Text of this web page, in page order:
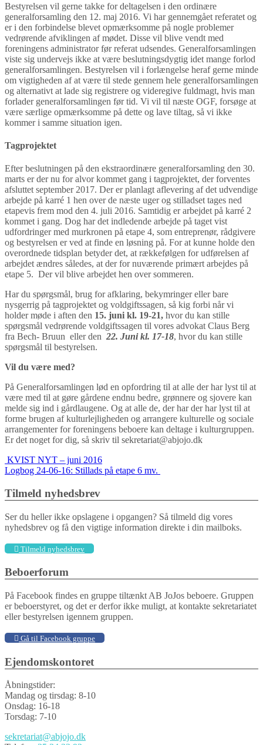
Bestyrelsen vil gerne takke for deltagelsen i den ordinære
generalforsamling den 12. maj 2016. Vi har gennemgået referatet og
er i den forbindelse blevet opmærksomme på nogle problemer
vedrørende afviklingen af mødet. Disse vil blive vendt med
foreningens administrator før referat udsendes. Generalforsamlingen
viste sig undervejs ikke at være beslutningsdygtig idet mange forlod
generalforsamlingen. Bestyrelsen vil i forlængelse heraf gerne minde
om vigtigheden af at være til stede gennem hele generalforsamlingen
og alternativt at lade sig registrere og videregive fuldmagt, hvis man
forlader generalforsamlingen før tid. Vi vil til næste OGF, forsøge at
være særlige opmærksomme på dette og lave tiltag, så vi ikke
kommer i samme situation igen.
Tagprojektet
Efter beslutningen på den ekstraordinære generalforsamling den 30.
marts er der nu for alvor kommet gang i tagprojektet, der forventes
afsluttet september 2017. Der er planlagt aflevering af det udvendige
arbejde på karré 1 hen over de næste uger og stilladset tages ned
etapevis frem mod den 4. juli 2016. Samtidig er arbejdet på karré 2
kommet i gang. Dog har det indledende arbejde på taget vist
udfordringer med murkronen på etape 4, som entreprenør, rådgivere
og bestyrelsen er ved at finde en løsning på. For at kunne holde den
overordnede tidsplan betyder det, at rækkefølgen for udførelsen af
arbejdet ændres således, at der for nuværende primært arbejdes på
etape 5. Der vil blive arbejdet hen over sommeren.
Har du spørgsmål, brug for afklaring, bekymringer eller bare
nysgerrig på tagprojektet og voldgiftssagen, så kig forbi når vi
holder møde i aften den 15. juni kl. 19-21, hvor du kan stille
spørgsmål vedrørende voldgiftssagen til vores advokat Claus Berg
fra Bech- Bruun eller den 22. Juni kl. 17-18, hvor du kan stille
spørgsmål til bestyrelsen.
Vil du være med?
På Generalforsamlingen lød en opfordring til at alle der har lyst til at
være med til at gøre gårdene endnu bedre, grønnere og sjovere kan
melde sig ind i gårdlaugene. Og at alle de, der har der har lyst til at
forme brugen af kulturlejligheden og arrangere kulturelle og sociale
arrangementer for foreningens beboere kan deltage i kulturgruppen.
Er det noget for dig, så skriv til sekretariat@abjojo.dk
Indlægs
navigation
KVIST NYT – juni 2016
Logbog 24-06-16: Stillads på etape 6 mv.
Tilmeld nyhedsbrev
Ser du heller ikke opslagene i opgangen? Så tilmeld dig vores
nyhedsbrev og få den vigtige information direkte i din mailboks.
Tilmeld nyhedsbrev
Beboerforum
På Facebook findes en gruppe tiltænkt AB JoJos beboere. Gruppen
er beboerstyret, og det er derfor ikke muligt, at kontakte sekretariatet
eller bestyrelsen igennem gruppen.
Gå til Facebook gruppe
Ejendomskontoret
Åbningstider:
Mandag og tirsdag: 8-10
Onsdag: 16-18
Torsdag: 7-10
sekretariat@abjojo.dk